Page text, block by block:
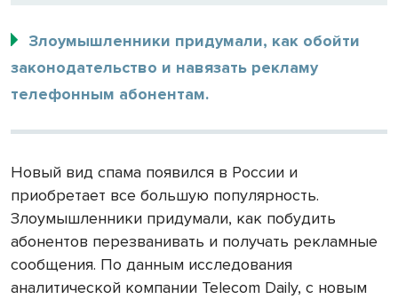
Злоумышленники придумали, как обойти
законодательство и навязать рекламу
телефонным абонентам.
Новый вид спама появился в России и
приобретает все большую популярность.
Злоумышленники придумали, как побудить
абонентов перезванивать и получать рекламные
сообщения. По данным исследования
аналитической компании Telecom Daily, с новым